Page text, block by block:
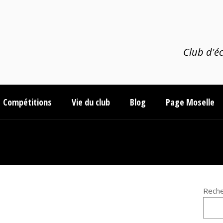
Club
Compétitions Vie du club Blog Page Moselle